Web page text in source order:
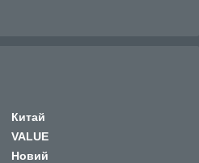
Китай
VALUE
Новий